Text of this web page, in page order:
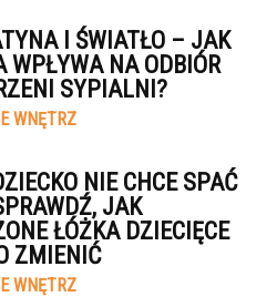
I ŚWIATŁO – JAK
WPŁYWA NA ODBIÓR
SYPIALNI?
WNĘTRZ
NIE CHCE SPAĆ
JAK
ŁÓŻKA DZIECIĘCE
ZMIENIĆ
WNĘTRZ